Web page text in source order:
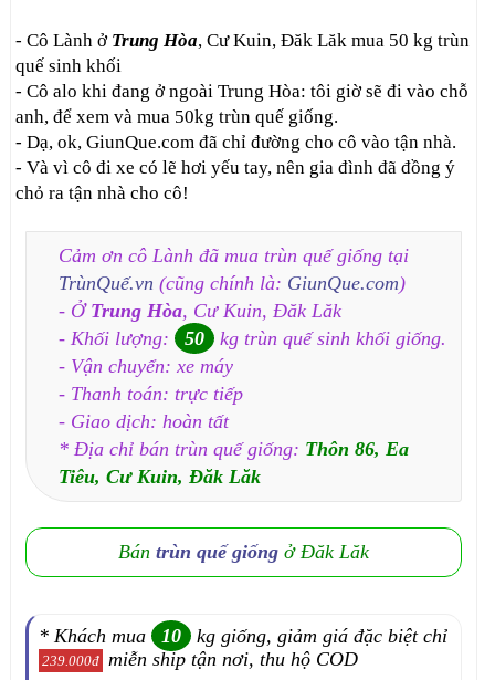
- Cô Lành ở Trung Hòa, Cư Kuin, Đăk Lăk mua 50 kg trùn
quế sinh khối
- Cô alo khi đang ở ngoài Trung Hòa: tôi giờ sẽ đi vào chỗ
anh, để xem và mua 50kg trùn quế giống.
- Dạ, ok, GiunQue.com đã chỉ đường cho cô vào tận nhà.
- Và vì cô đi xe có lẽ hơi yếu tay, nên gia đình đã đồng ý
chỏ ra tận nhà cho cô!
Cảm ơn cô Lành đã mua trùn quế giống tại
TrùnQuế.vn (cũng chính là: GiunQue.com)
- Ở Trung Hòa, Cư Kuin, Đăk Lăk
- Khối lượng: 50
kg trùn quế sinh khối giống.
- Vận chuyển: xe máy
- Thanh toán: trực tiếp
- Giao dịch: hoàn tất
* Địa chỉ bán trùn quế giống: Thôn 86, Ea
Tiêu, Cư Kuin, Đăk Lăk
Bántrùn quế giống ở Đăk Lăk
* Khách mua 10 kg giống, giảm giá đặc biệt chỉ
239.000đ miễn ship tận nơi, thu hộ COD